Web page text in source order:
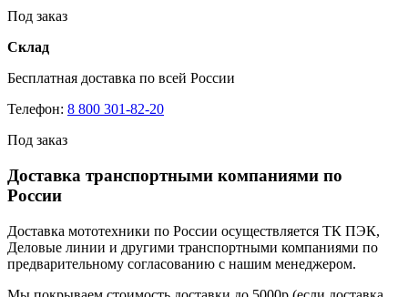
Под заказ
Склад
Бесплатная доставка по всей России
Телефон: 8 800 301-82-20
Под заказ
Доставка транспортными компаниями по
России
Доставка мототехники по России осуществляется ТК ПЭК,
Деловые линии и другими транспортными компаниями по
предварительному согласованию с нашим менеджером.